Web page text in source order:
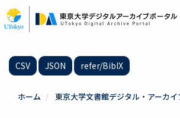
イ
ン
CSV JSON refer/BibIX
ホーム 東京大学文書館デジタル・アーカイ